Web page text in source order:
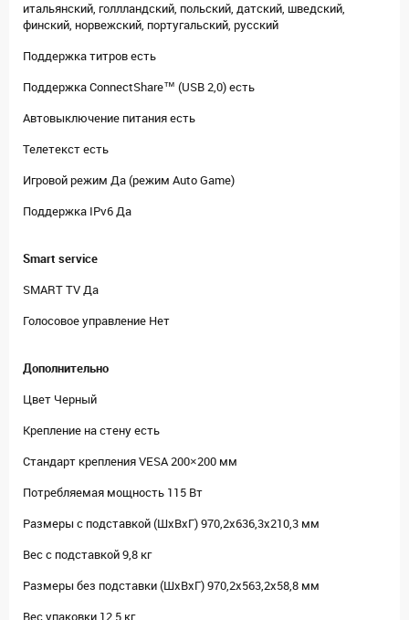
итальянский, голлландский, польский, датский, шведский,
финский, норвежский, португальский, русский
Поддержка титров есть
Поддержка ConnectShare™ (USB 2,0) есть
Автовыключение питания есть
Телетекст есть
Игровой режим Да (режим Auto Game)
Поддержка IPv6 Да
Smart service
SMART TV Да
Голосовое управление Нет
Дополнительно
Цвет Черный
Крепление на стену есть
Стандарт крепления VESA 200×200 мм
Потребляемая мощность 115 Вт
Размеры с подставкой (ШxВxГ) 970,2x636,3x210,3 мм
Вес с подставкой 9,8 кг
Размеры без подставки (ШxВxГ) 970,2x563,2x58,8 мм
Вес упаковки 12,5 кг